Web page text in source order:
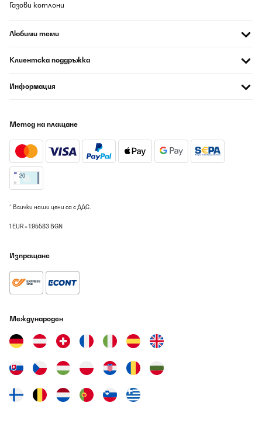
Газови котлони
Любими теми
Клиентска поддръжка
Информация
Метод на плащане
* Всички наши цени са с ДДС.
1 EUR = 1.95583 BGN
Изпращане
Международен